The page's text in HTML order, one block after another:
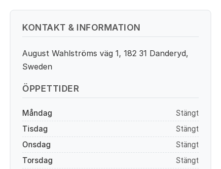
KONTAKT & INFORMATION
August Wahlströms väg 1, 182 31 Danderyd,
Sweden
ÖPPETTIDER
Måndag
Stängt
Tisdag
Stängt
Onsdag
Stängt
Torsdag
Stängt